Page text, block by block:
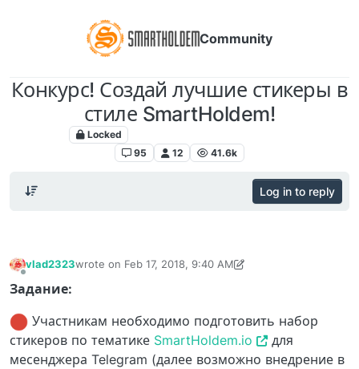
Community
Конкурс! Создай лучшие стикеры в
стиле SmartHoldem!
Locked
95
12 41.6k
Log in to reply
vlad2323wrote on Feb 17, 2018, 9:40 AM
last edited by EuropaNov 1, 2020, 5:12 PM
Задание:
Участникам необходимо подготовить набор
стикеров по тематике SmartHoldem.io
для
месенджера Telegram (далее возможно внедрение в